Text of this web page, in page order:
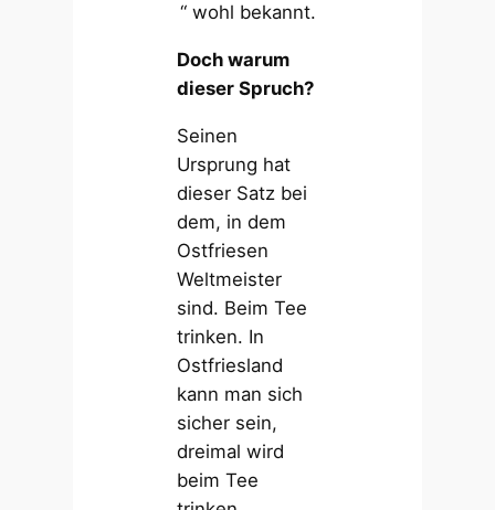
“ wohl bekannt.
Doch warum
dieser Spruch?
Seinen
Ursprung hat
dieser Satz bei
dem, in dem
Ostfriesen
Weltmeister
sind. Beim Tee
trinken. In
Ostfriesland
kann man sich
sicher sein,
dreimal wird
beim Tee